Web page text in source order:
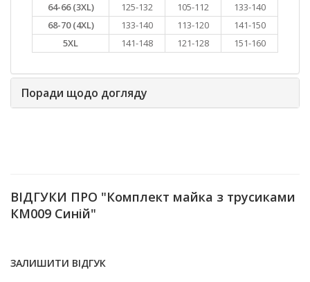
64-66 (3XL)
125-132 105-112
133-140
68-70 (4XL)
133-140 113-120
141-150
5XL
141-148 121-128 151-160
Поради щодо догляду
ВІДГУКИ ПРО "Комплект майка з трусиками
КМ009 Синій"
ЗАЛИШИТИ ВІДГУК